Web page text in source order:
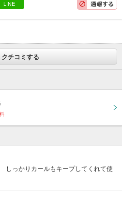
LINE
クチコミする
しっかりカールもキープしてくれて使